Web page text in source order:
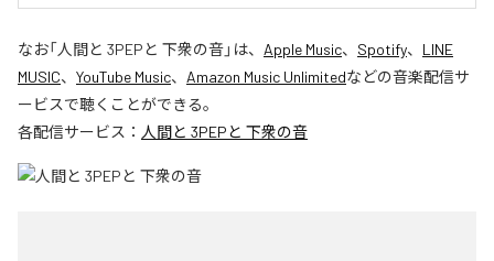
なお「人間と 3PEPと 下衆の音」は、 Apple Music、 Spotify、 LINE
MUSIC、 YouTube Music、 Amazon Music Unlimitedなどの音楽配信サ
ービスで聴くことができる。
各配信サービス： 人間と 3PEPと 下衆の音